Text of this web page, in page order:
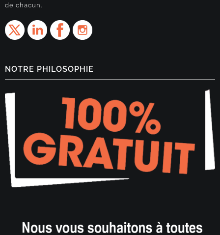
de chacun.
NOTRE PHILOSOPHIE